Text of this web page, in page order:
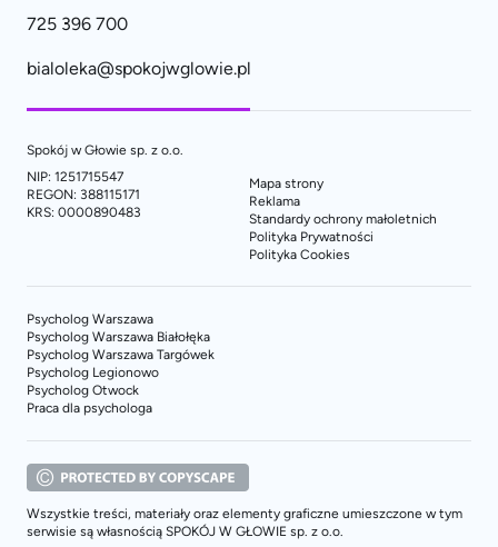
725 396 700
bialoleka@spokojwglowie.pl
Spokój w Głowie sp. z o.o.
NIP: 1251715547
REGON: 388115171
KRS: 0000890483
Mapa strony
Reklama
Standardy ochrony małoletnich
Polityka Prywatności
Polityka Cookies
Psycholog Warszawa
Psycholog Warszawa Białołęka
Psycholog Warszawa Targówek
Psycholog Legionowo
Psycholog Otwock
Praca dla psychologa
Wszystkie treści, materiały oraz elementy graficzne umieszczone w tym
serwisie są własnością SPOKÓJ W GŁOWIE sp. z o.o.